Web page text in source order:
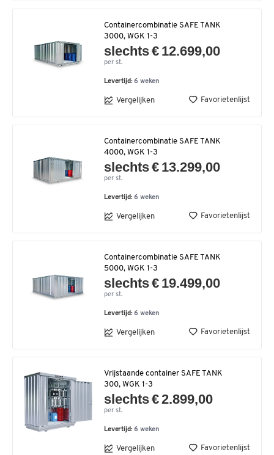
Containercombinatie SAFE TANK
3000, WGK 1-3
slechts € 12.699,00
per st.
Levertijd:6 weken
Vergelijken Favorietenlijst
Containercombinatie SAFE TANK
4000, WGK 1-3
slechts € 13.299,00
per st.
Levertijd:6 weken
Vergelijken Favorietenlijst
Containercombinatie SAFE TANK
5000, WGK 1-3
slechts € 19.499,00
per st.
Levertijd:6 weken
Vergelijken Favorietenlijst
Vrijstaande container SAFE TANK
300, WGK 1-3
slechts € 2.899,00
per st.
Levertijd:6 weken
Vergelijken Favorietenlijst